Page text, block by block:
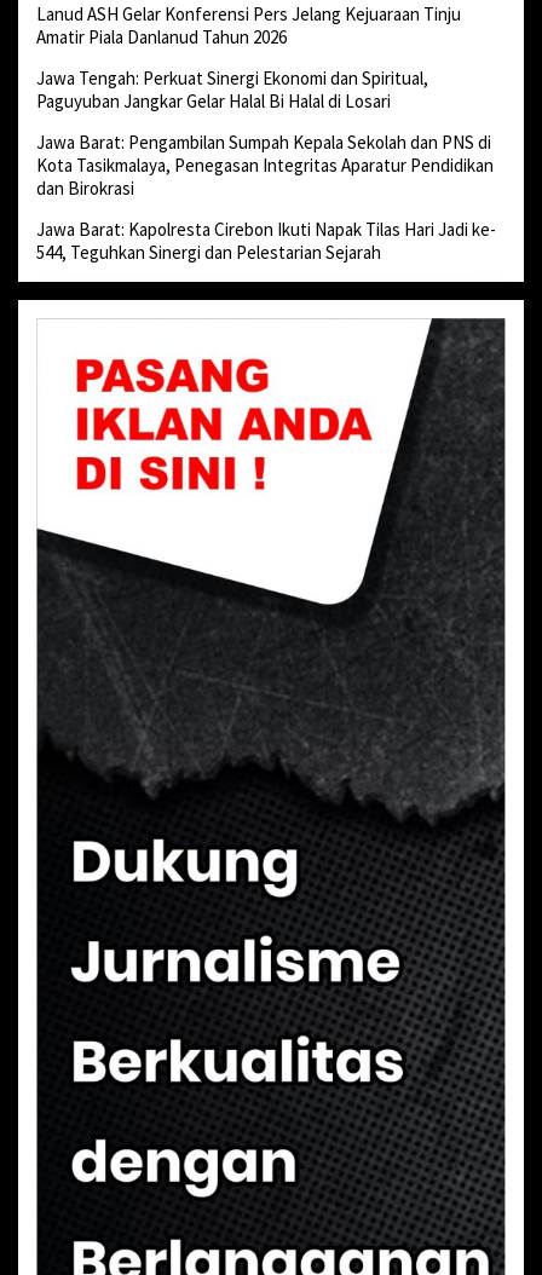
Lanud ASH Gelar Konferensi Pers Jelang Kejuaraan Tinju
Amatir Piala Danlanud Tahun 2026
Jawa Tengah: Perkuat Sinergi Ekonomi dan Spiritual,
Paguyuban Jangkar Gelar Halal Bi Halal di Losari
Jawa Barat: Pengambilan Sumpah Kepala Sekolah dan PNS di
Kota Tasikmalaya, Penegasan Integritas Aparatur Pendidikan
dan Birokrasi
Jawa Barat: Kapolresta Cirebon Ikuti Napak Tilas Hari Jadi ke-
544, Teguhkan Sinergi dan Pelestarian Sejarah